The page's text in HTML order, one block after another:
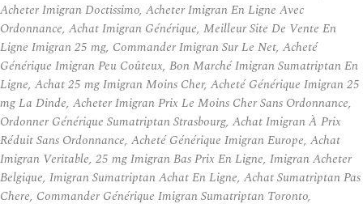
Acheter Imigran Doctissimo, Acheter Imigran En Ligne Avec
Ordonnance, Achat Imigran Générique, Meilleur Site De Vente En
Ligne Imigran 25 mg, Commander Imigran Sur Le Net, Acheté
Générique Imigran Peu Coûteux, Bon Marché Imigran Sumatriptan En
Ligne, Achat 25 mg Imigran Moins Cher, Acheté Générique Imigran 25
mg La Dinde, Acheter Imigran Prix Le Moins Cher Sans Ordonnance,
Ordonner Générique Sumatriptan Strasbourg, Achat Imigran À Prix
Réduit Sans Ordonnance, Acheté Générique Imigran Europe, Achat
Imigran Veritable, 25 mg Imigran Bas Prix En Ligne, Imigran Acheter
Belgique, Imigran Sumatriptan Achat En Ligne, Achat Sumatriptan Pas
Chere, Commander Générique Imigran Sumatriptan Toronto,